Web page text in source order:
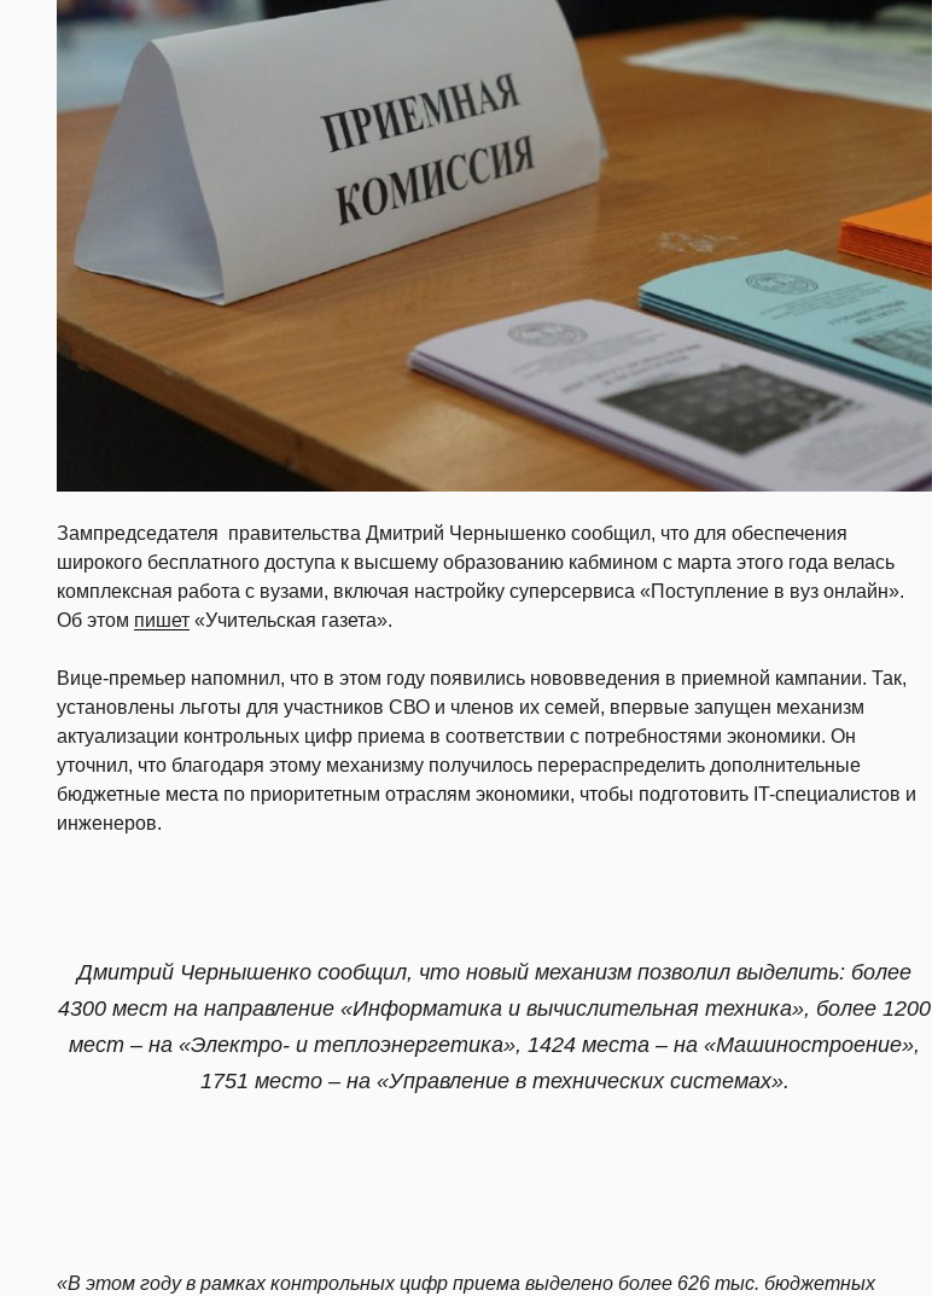
Зампредседателя правительства Дмитрий Чернышенко сообщил, что для обеспечения
широкого бесплатного доступа к высшему образованию кабмином с марта этого года велась
комплексная работа с вузами, включая настройку суперсервиса «Поступление в вуз онлайн».
Об этом пишет «Учительская газета».
Вице-премьер напомнил, что в этом году появились нововведения в приемной кампании. Так,
установлены льготы для участников СВО и членов их семей, впервые запущен механизм
актуализации контрольных цифр приема в соответствии с потребностями экономики. Он
уточнил, что благодаря этому механизму получилось перераспределить дополнительные
бюджетные места по приоритетным отраслям экономики, чтобы подготовить IT-специалистов и
инженеров.
Дмитрий Чернышенко сообщил, что новый механизм позволил выделить: более
4300 мест на направление «Информатика и вычислительная техника», более 1200
мест – на «Электро- и теплоэнергетика», 1424 места – на «Машиностроение»,
1751 место – на «Управление в технических системах».
«В этом году в рамках контрольных цифр приема выделено более 626 тыс. бюджетных